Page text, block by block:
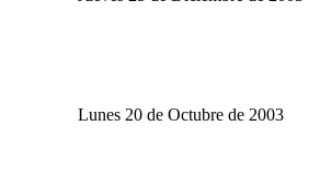
Lunes 20 de Octubre de 2003